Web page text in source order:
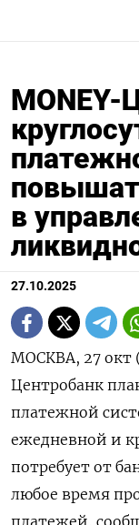
MONEY-
в
27.10.2025
МОСКВА, 27 окт
Центробанк
платежной
ежедневной и
потребует от
любое время